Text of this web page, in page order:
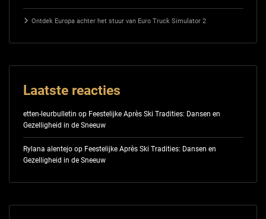
Ontdek Europa achter het stuur van Euro Truck Simulator 2
Laatste reacties
etten-leurbulletin op Feestelijke Après Ski Tradities: Dansen en
Gezelligheid in de Sneeuw
Rylana alentejoop Feestelijke Après Ski Tradities: Dansen en
Gezelligheid in de Sneeuw